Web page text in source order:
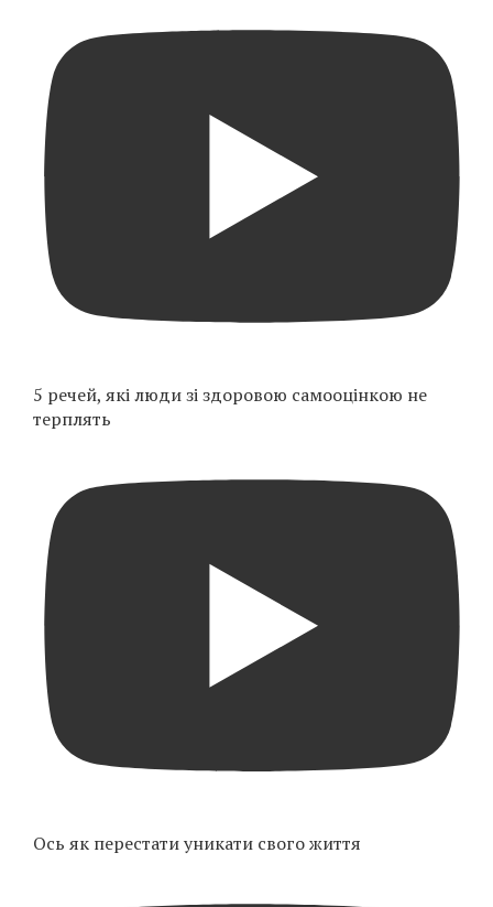
5 речей, які люди зі здоровою самооцінкою не
терплять
Ось як перестати уникати свого життя